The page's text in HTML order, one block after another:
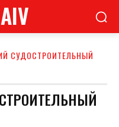
СУДОСТРОИТЕЛЬНЫЙ